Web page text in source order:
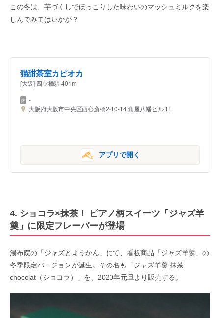
この冬は、芋づくしでほっこりした味わいのマッシュミルクを楽
しんでみてはいかが？
猫甜茶室カピオカ
[大阪] 四ツ橋駅 401m
-
大阪府大阪市中央区西心斎橋2-10-14 角屋八幡ビル 1F
アプリで開く
4. ショコラ×抹茶！ ピアノ柄スイーツ「ジャズ羊
羹」に限定フレーバーが登場
湯布院の「ジャズとようかん」にて、看板商品「ジャズ羊羹」の
冬季限定バージョンが誕生。その名も「ジャズ羊羹 抹茶
chocolat（ショコラ）」を、2020年元旦より販売する。